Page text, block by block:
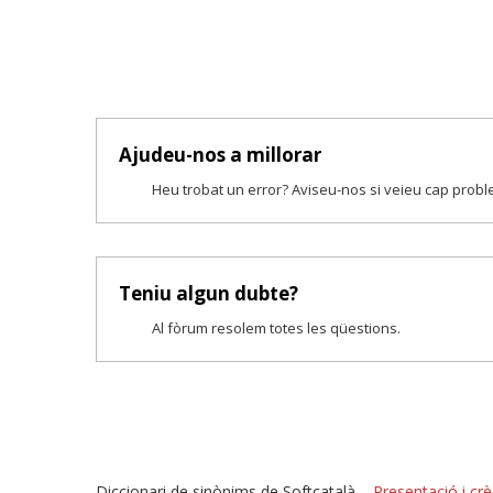
Ajudeu-nos a millorar
Heu trobat un error? Aviseu-nos si veieu cap
Teniu algun dubte?
Al fòrum resolem totes les qüestions.